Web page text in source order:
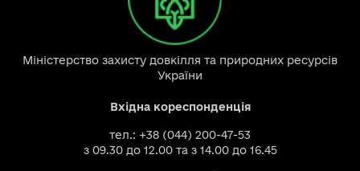
Міністерство захисту довкілля та природних ресурсів
України
Вхідна кореспонденція
тел.: +38 (044) 200-47-53
з 09.30 до 12.00 та з 14.00 до 16.45